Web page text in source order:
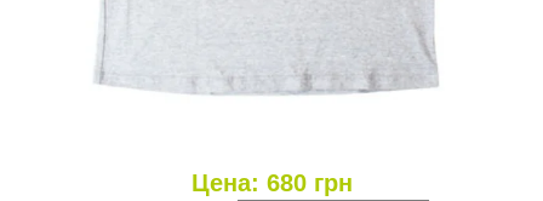
Цена: 680грн